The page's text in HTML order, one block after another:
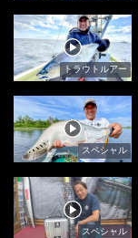
トラウトルアー
スペシャル
スペシャル